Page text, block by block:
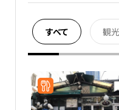
すべて 観